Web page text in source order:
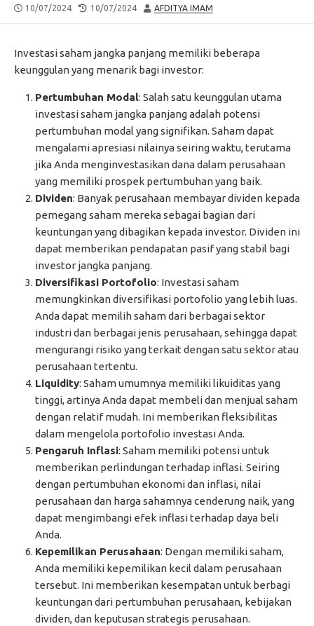
PUBLISHED
10/07/2024
LAST
10/07/2024 AUTHOR
AFDITYA IMAM
Investasi saham jangka panjang memiliki beberapa
keunggulan yang menarik bagi investor:
Pertumbuhan Modal: Salah satu keunggulan utama
investasi saham jangka panjang adalah potensi
pertumbuhan modal yang signifikan. Saham dapat
mengalami apresiasi nilainya seiring waktu, terutama
jika Anda menginvestasikan dana dalam perusahaan
yang memiliki prospek pertumbuhan yang baik.
Dividen: Banyak perusahaan membayar dividen kepada
pemegang saham mereka sebagai bagian dari
keuntungan yang dibagikan kepada investor. Dividen ini
dapat memberikan pendapatan pasif yang stabil bagi
investor jangka panjang.
Diversifikasi Portofolio: Investasi saham
memungkinkan diversifikasi portofolio yang lebih luas.
Anda dapat memilih saham dari berbagai sektor
industri dan berbagai jenis perusahaan, sehingga dapat
mengurangi risiko yang terkait dengan satu sektor atau
perusahaan tertentu.
Liquidity: Saham umumnya memiliki likuiditas yang
tinggi, artinya Anda dapat membeli dan menjual saham
dengan relatif mudah. Ini memberikan fleksibilitas
dalam mengelola portofolio investasi Anda.
Pengaruh Inflasi: Saham memiliki potensi untuk
memberikan perlindungan terhadap inflasi. Seiring
dengan pertumbuhan ekonomi dan inflasi, nilai
perusahaan dan harga sahamnya cenderung naik, yang
dapat mengimbangi efek inflasi terhadap daya beli
Anda.
Kepemilikan Perusahaan: Dengan memiliki saham,
Anda memiliki kepemilikan kecil dalam perusahaan
tersebut. Ini memberikan kesempatan untuk berbagi
keuntungan dari pertumbuhan perusahaan, kebijakan
dividen, dan keputusan strategis perusahaan.